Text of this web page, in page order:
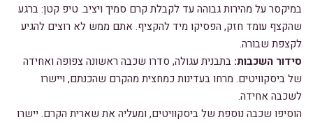
במיקסר על מהירות גבוהה עד לקבלת קרם סמיך ויציב. טיפ קטן: ברגע
שהקצף עומד חזק, הפסיקו מיד להקציף. אתם ממש לא רוצים להגיע
לקצפת שבורה.
סידור השכבות: בתבנית עגולה, סדרו שכבה ראשונה צפופה ואחידה
של ביסקוויטים. מרחו בעדינות כמחצית מהקרם שהכנתם, ויישרו
לשכבה אחידה.
הוסיפו שכבה נוספת של ביסקוויטים, ומעליה את שארית הקרם. יישרו